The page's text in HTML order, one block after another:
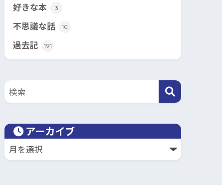
好きな本 3
不思議な話 10
過去記 191
アーカイブ